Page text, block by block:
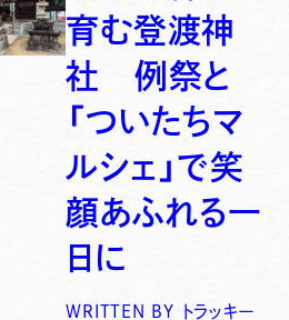
育む登渡神
社 例祭と
「ついたちマ
ルシェ」で笑
顔あふれる一
日に
WRITTEN BY トラッキー